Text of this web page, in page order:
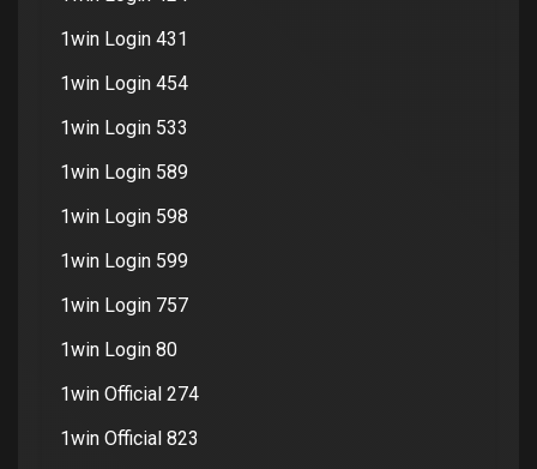
1win Login 431
1win Login 454
1win Login 533
1win Login 589
1win Login 598
1win Login 599
1win Login 757
1win Login 80
1win Official 274
1win Official 823